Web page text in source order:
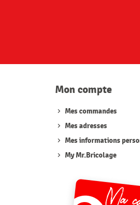
Mon compte
Mes commandes
Mes adresses
Mes informations
My Mr.Bricolage